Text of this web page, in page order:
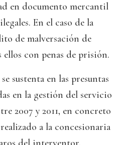
en documento mercantil
En el caso de la
de malversación de
ellos con penas de prisión.
sustenta en las presuntas
en la gestión del servicio
2007 y 2011, en concreto
a la concesionaria